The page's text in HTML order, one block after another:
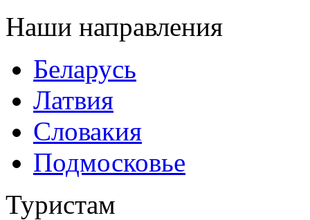
Наши направления
Беларусь
Латвия
Словакия
Подмосковье
Туристам